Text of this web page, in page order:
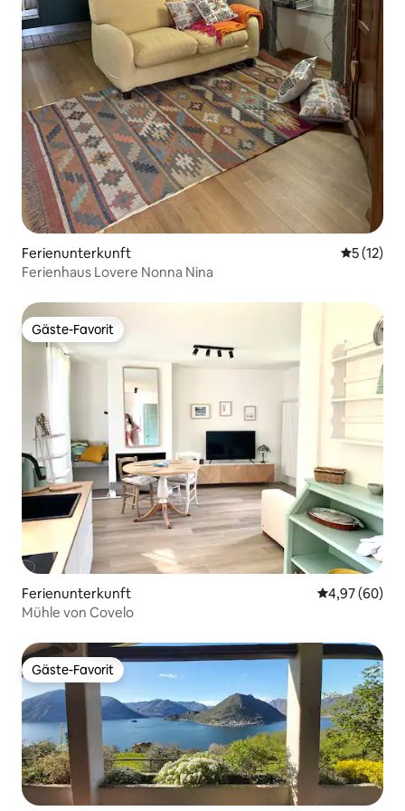
Ferienunterkunft
5 (12)
Ferienhaus Lovere Nonna Nina
Gäste-Favorit
Gäste-Favorit
Ferienunterkunft
4,97 (60)
Mühle von Covelo
Gäste-Favorit
Gäste-Favorit